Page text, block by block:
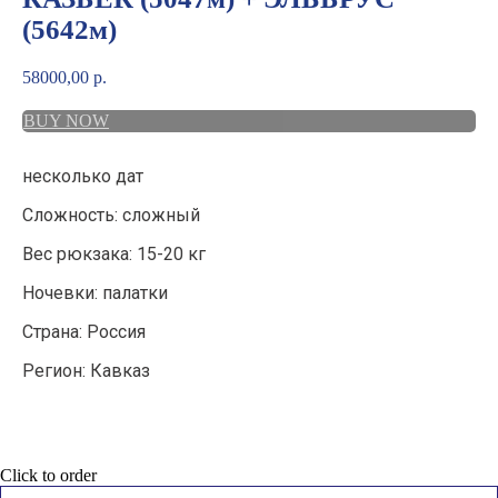
(5642м)
58000,00 р.
BUY NOW
несколько дат
Сложность: сложный
Вес рюкзака: 15-20 кг
Ночевки: палатки
Страна: Россия
Регион: Кавказ
Click to order